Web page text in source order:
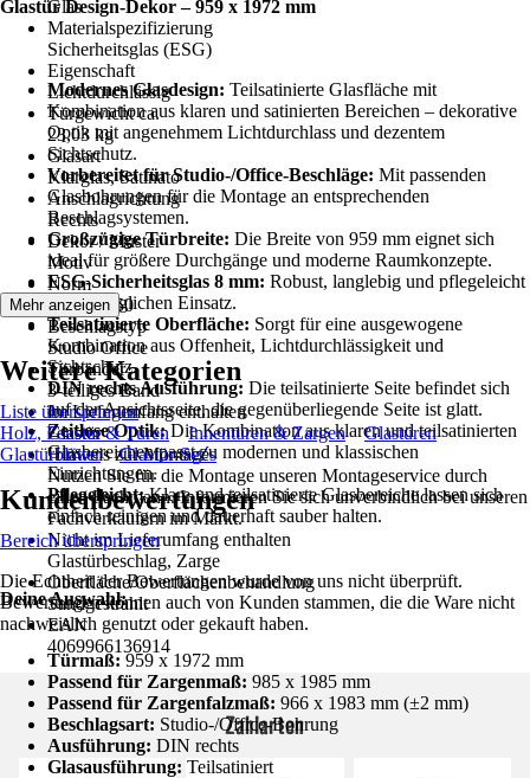
Glas
Materialspezifizierung
Sicherheitsglas (ESG)
Eigenschaft
Lichtdurchlässig
Türgewicht ca.
23,03 kg
Glasart
Klarglas, Satinato
Anschlagrichtung
Rechts
Dekor / Muster
Motiv
Norm
DIN 12150
Beschlagstyp
Studio Office
Türbänder
3-teiliges Band
Im Lieferumfang enthalten
Glastür
Hinweis zur Montage
Nutzen Sie für die Montage unseren Montageservice durch
einen Fachmann. Informieren Sie sich unverbindlich bei unseren
Fachverkäufern im Markt.
Nicht im Lieferumfang enthalten
Glastürbeschlag, Zarge
Oberfläche/Oberflächenbehandlung
Sandgestrahlt
EAN
4069966136914
Glastür Design-Dekor – 959 x 1972 mm
Modernes Glasdesign: Teilsatinierte Glasfläche mit
Kombination aus klaren und satinierten Bereichen – dekorative
Optik mit angenehmem Lichtdurchlass und dezentem
Sichtschutz.
Vorbereitet für Studio-/Office-Beschläge: Mit passenden
Glasbohrungen für die Montage an entsprechenden
Beschlagsystemen.
Großzügige Türbreite: Die Breite von 959 mm eignet sich
ideal für größere Durchgänge und moderne Raumkonzepte.
ESG-Sicherheitsglas 8 mm: Robust, langlebig und pflegeleicht
für den täglichen Einsatz.
Teilsatinierte Oberfläche: Sorgt für eine ausgewogene
Kombination aus Offenheit, Lichtdurchlässigkeit und
Sichtschutz.
DIN rechts Ausführung: Die teilsatinierte Seite befindet sich
auf der Ansichtsseite, die gegenüberliegende Seite ist glatt.
Zeitlose Optik:Die Kombination aus klaren und teilsatinierten
Glasbereichen passt zu modernen und klassischen
Einrichtungen.
Pflegeleicht:Klare und teilsatinierte Glasbereiche lassen sich
einfach reinigen und dauerhaft sauber halten.
Deine Auswahl:
Türmaß: 959 x 1972 mm
Passend für Zargenmaß: 985 x 1985 mm
Passend für Zargenfalzmaß: 966 x 1983 mm (±2 mm)
Beschlagsart: Studio-/Office-Bohrung
Ausführung: DIN rechts
Glasausführung: Teilsatiniert
Mehr anzeigen
Weitere Kategorien
Liste überspringen
Holz, Fenster & Türen
Innentüren & Zargen
Glastüren
Glastürblätter
Glastür-Set´s
Kundenbewertungen
Bereich überspringen
Die Echtheit der Bewertungen wurde von uns nicht überprüft.
Bewertungen können auch von Kunden stammen, die die Ware nicht
nachweislich genutzt oder gekauft haben.
Zahlarten